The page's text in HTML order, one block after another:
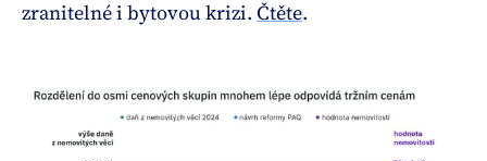
zranitelné i bytovou krizi. Čtěte.